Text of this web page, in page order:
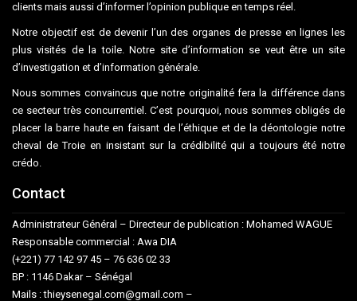
clients mais aussi d’informer l’opinion publique en temps réel.
Notre objectif est de devenir l’un des organes de presse en lignes les
plus visités de la toile. Notre site d’information se veut être un site
d’investigation et d’information générale.
Nous sommes convaincus que notre originalité fera la différence dans
ce secteur très concurrentiel. C’est pourquoi, nous sommes obligés de
placer la barre haute en faisant de l’éthique et de la déontologie notre
cheval de Troie en insistant sur la crédibilité qui a toujours été notre
crédo.
Contact
Administrateur Général – Directeur de publication : Mohamed WAGUE
Responsable commercial : Awa DIA
(+221) 77 142 97 45 – 76 636 02 33
BP : 1146 Dakar – Sénégal
Mails : thieysenegal.com@gmail.com –